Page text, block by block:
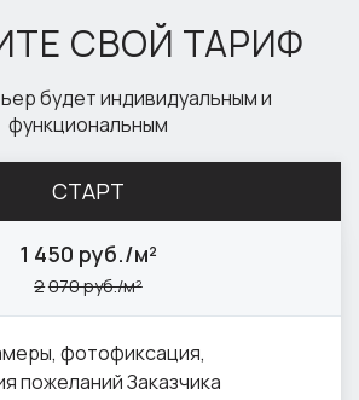
СВОЙ ТАРИФ
будет индивидуальным и
функциональным
СТАРТ
1 450 руб./м²
2070 руб./м²
фотофиксация,
пожеланий Заказчика